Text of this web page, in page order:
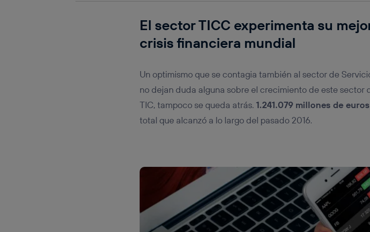
El sector TICC experimenta su
crisis financiera mundial
Un optimismo que se contagia también al sector de
no dejan duda alguna sobre el crecimiento de este sector
TIC, tampoco se queda atrás. 1.241.079 millones de
total que alcanzó a lo largo del pasado 2016.